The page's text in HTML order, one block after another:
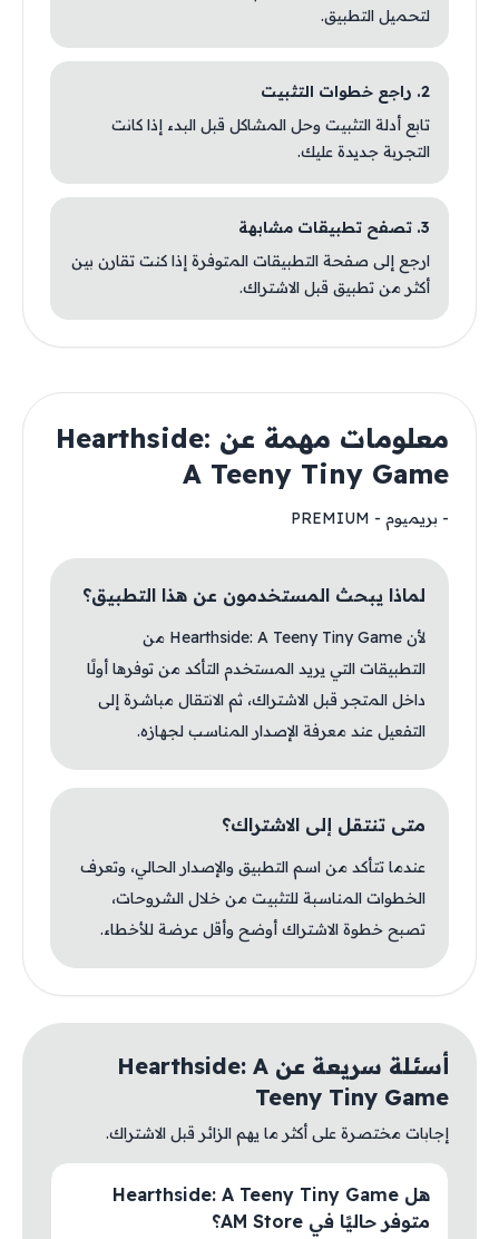
لتحميل التطبيق.
2. راجع خطوات التثبيت
تابع أدلة التثبيت وحل المشاكل قبل البدء إذا كانت
التجربة جديدة عليك.
3. تصفح تطبيقات مشابهة
ارجع إلى صفحة التطبيقات المتوفرة إذا كنت تقارن بين
أكثر من تطبيق قبل الاشتراك.
معلومات مهمة عن Hearthside:
A Teeny Tiny Game
- بريميوم - PREMIUM
لماذا يبحث المستخدمون عن هذا التطبيق؟
لأن Hearthside: A Teeny Tiny Game من
التطبيقات التي يريد المستخدم التأكد من توفرها أولًا
داخل المتجر قبل الاشتراك، ثم الانتقال مباشرة إلى
التفعيل عند معرفة الإصدار المناسب لجهازه.
متى تنتقل إلى الاشتراك؟
عندما تتأكد من اسم التطبيق والإصدار الحالي، وتعرف
الخطوات المناسبة للتثبيت من خلال الشروحات،
تصبح خطوة الاشتراك أوضح وأقل عرضة للأخطاء.
أسئلة سريعة عن Hearthside: A
Teeny Tiny Game
إجابات مختصرة على أكثر ما يهم الزائر قبل الاشتراك.
هل Hearthside: A Teeny Tiny Game
متوفر حاليًا في AM Store؟